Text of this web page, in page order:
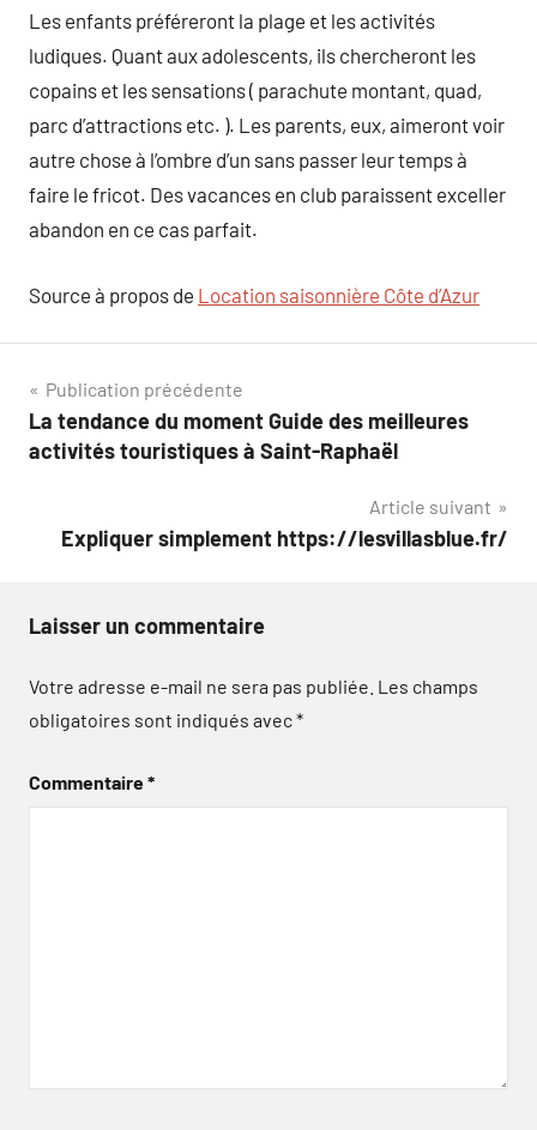
Les enfants préféreront la plage et les activités
ludiques. Quant aux adolescents, ils chercheront les
copains et les sensations ( parachute montant, quad,
parc d’attractions etc. ). Les parents, eux, aimeront voir
autre chose à l’ombre d’un sans passer leur temps à
faire le fricot. Des vacances en club paraissent exceller
abandon en ce cas parfait.
Source à propos de Location saisonnière Côte d’Azur
Navigation
de
Publication précédente
La tendance du moment Guide des meilleures
activités touristiques à Saint-Raphaël
Article suivant
Expliquer simplement https://lesvillasblue.fr/
Laisser un commentaire
Votre adresse e-mail ne sera pas publiée. Les champs
obligatoires sont indiqués avec*
Commentaire*